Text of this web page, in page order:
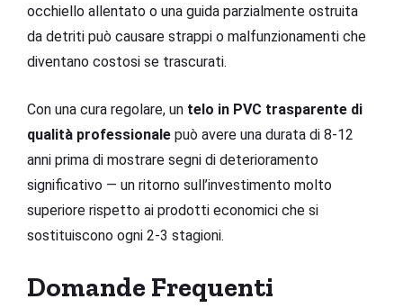
occhiello allentato o una guida parzialmente ostruita
da detriti può causare strappi o malfunzionamenti che
diventano costosi se trascurati.
Con una cura regolare, un telo in PVC trasparente di
qualità professionale può avere una durata di 8-12
anni prima di mostrare segni di deterioramento
significativo — un ritorno sull’investimento molto
superiore rispetto ai prodotti economici che si
sostituiscono ogni 2-3 stagioni.
Domande Frequenti